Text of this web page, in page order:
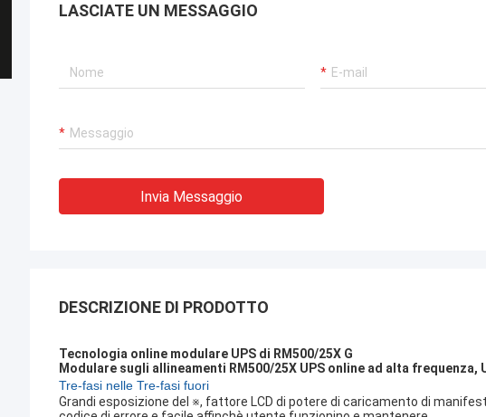
LASCIATE UN MESSAGGIO
Invia Messaggio
DESCRIZIONE DI PRODOTTO
Tecnologia online modulare UPS di RM500/25X G
Modulare sugli allineamenti RM500/25X UPS online ad alta
Tre-fasi nelle Tre-fasi fuori
Grandi esposizione del ※, fattore LCD di potere di caricamento di